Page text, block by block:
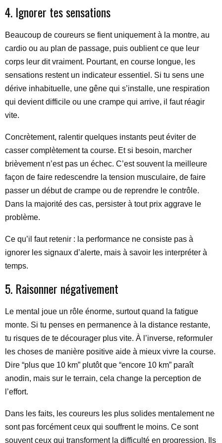
4. Ignorer tes sensations
Beaucoup de coureurs se fient uniquement à la montre, au
cardio ou au plan de passage, puis oublient ce que leur
corps leur dit vraiment. Pourtant, en course longue, les
sensations restent un indicateur essentiel. Si tu sens une
dérive inhabituelle, une gêne qui s’installe, une respiration
qui devient difficile ou une crampe qui arrive, il faut réagir
vite.
Concrètement, ralentir quelques instants peut éviter de
casser complètement ta course. Et si besoin, marcher
brièvement n’est pas un échec. C’est souvent la meilleure
façon de faire redescendre la tension musculaire, de faire
passer un début de crampe ou de reprendre le contrôle.
Dans la majorité des cas, persister à tout prix aggrave le
problème.
Ce qu’il faut retenir : la performance ne consiste pas à
ignorer les signaux d’alerte, mais à savoir les interpréter à
temps.
5. Raisonner négativement
Le mental joue un rôle énorme, surtout quand la fatigue
monte. Si tu penses en permanence à la distance restante,
tu risques de te décourager plus vite. À l’inverse, reformuler
les choses de manière positive aide à mieux vivre la course.
Dire “plus que 10 km” plutôt que “encore 10 km” paraît
anodin, mais sur le terrain, cela change la perception de
l’effort.
Dans les faits, les coureurs les plus solides mentalement ne
sont pas forcément ceux qui souffrent le moins. Ce sont
souvent ceux qui transforment la difficulté en progression. Ils